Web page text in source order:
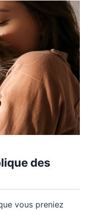
des
vous preniez